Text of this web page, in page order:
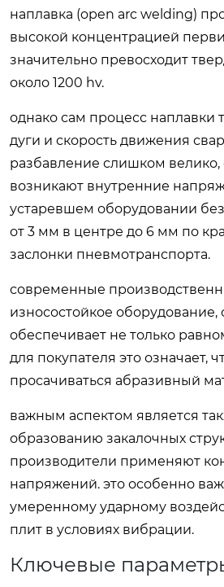
наплавка (open arc welding)
высокой концентрацией
значительно превосходит
около 1200 hv.
однако сам процесс наплавки
дуги и скорость движения
разбавление слишком
возникают внутренние
устаревшем оборудовании
от 3 мм в центре до 6 мм по
заслонки пневмотранспорта.
современные
износостойкое
обеспечивает не только
для покупателя это означает,
просачиваться абразивный
важным аспектом является
образованию закалочных
производители применяют
напряжений. это особенно
умеренному ударному
плит в условиях вибрации.
Ключевые